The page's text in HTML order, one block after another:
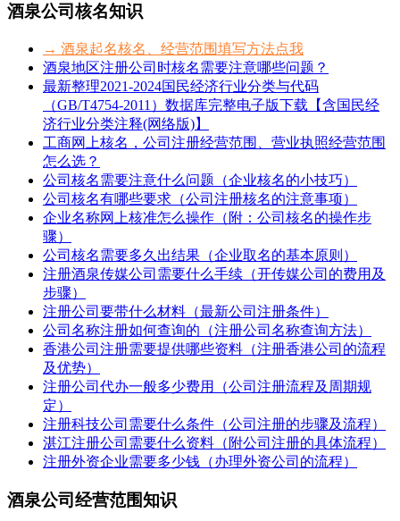
酒泉公司核名知识
→ 酒泉起名核名、经营范围填写方法点我
酒泉地区注册公司时核名需要注意哪些问题？
最新整理2021-2024国民经济行业分类与代码
（GB/T4754-2011）数据库完整电子版下载【含国民经
济行业分类注释(网络版)】
工商网上核名，公司注册经营范围、营业执照经营范围
怎么选？
公司核名需要注意什么问题（企业核名的小技巧）
公司核名有哪些要求（公司注册核名的注意事项）
企业名称网上核准怎么操作（附：公司核名的操作步
骤）
公司核名需要多久出结果（企业取名的基本原则）
注册酒泉传媒公司需要什么手续（开传媒公司的费用及
步骤）
注册公司要带什么材料（最新公司注册条件）
公司名称注册如何查询的（注册公司名称查询方法）
香港公司注册需要提供哪些资料（注册香港公司的流程
及优势）
注册公司代办一般多少费用（公司注册流程及周期规
定）
注册科技公司需要什么条件（公司注册的步骤及流程）
湛江注册公司需要什么资料（附公司注册的具体流程）
注册外资企业需要多少钱（办理外资公司的流程）
酒泉公司经营范围知识